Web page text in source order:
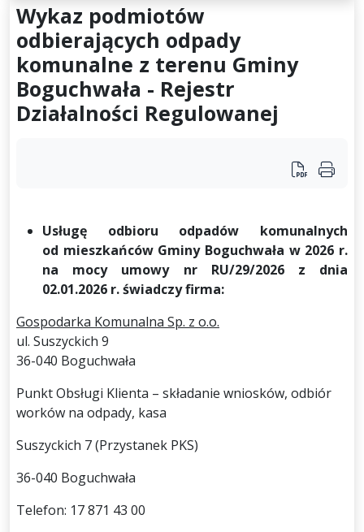
Wykaz podmiotów
odbierających odpady
komunalne z terenu Gminy
Boguchwała - Rejestr
Działalności Regulowanej
Usługę odbioru odpadów komunalnych
od mieszkańców Gminy Boguchwała w 2026 r.
na mocy umowy nr RU/29/2026 z dnia
02.01.2026 r. świadczy firma:
Gospodarka Komunalna Sp. z o.o.
ul. Suszyckich 9
36-040 Boguchwała
Punkt Obsługi Klienta – składanie wniosków, odbiór
worków na odpady, kasa
Suszyckich 7 (Przystanek PKS)
36-040 Boguchwała
Telefon: 17 871 43 00